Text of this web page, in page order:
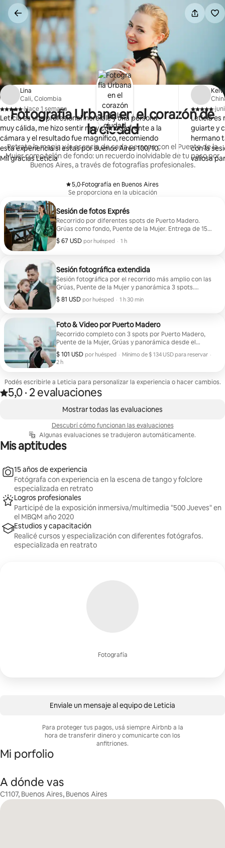
contenido
Fotografía Urbana en el corazón de
la ciudad
Retrato la magia y la esencia de cada persona con el Puente de la
Mujer como telón de fondo: un recuerdo inolvidable de tu paso por
Buenos Aires, a través de fotografías profesionales.
5,0
, ·Fotografía en Buenos Aires
Se proporciona en la ubicación
Sesión de fotos Exprés
Recorrido por diferentes spots de Puerto Madero.
Grúas como fondo, Puente de la Mujer. Entrega de 15
fotos profesionales editadas en HD
$ 67 USD por huésped
$ 67 USD por huésped
, · 1 h
Sesión fotográfica extendida
Sesión fotográfica por el recorrido más amplio con las
Grúas, Puente de la Mujer y panorámica 3 spots.
Entregas 30 fotografías profesionales en HD
$ 81 USD por huésped
$ 81 USD por huésped
, · 1 h 30 min
Foto & Video por Puerto Madero
Recorrido completo con 3 spots por Puerto Madero,
Puente de la Mujer, Grúas y panorámica desde el
Puente Azucena Villaflor. 30 Fotografías editadas en
HD y Video profesional ideal para redes.
$ 101 USD por huésped
$ 101 USD por huésped · Mínimo de $ 134 USD para reservar
,
·
2 h
Podés escribirle a Leticia para personalizar la experiencia o hacer cambios.
5,0 de 5 estrellas, según 2 evaluaciones
5,0
, · 2 evaluaciones
Se muestran 0 de 0 elementos
Lina
Cali, Colombia
,
·Hace 1 semana
Leticia es una profesional increíble y una persona
muy cálida, me hizo sentir muy cómoda frente a la
cámara y el resultado fue magnífico, recomiendo
esta experiencia si estas por Buenos Aires 100/10.
Mil gracias Leticia
,
·
Leticia es
guiarte y
hermano
con la
valiosa
de las
Mostrar todas las evaluaciones
Descubrí cómo funcionan las evaluaciones
Algunas evaluaciones se tradujeron automáticamente.
Mis aptitudes
Fotografía
15 años de experiencia
Fotógrafa con experiencia en la escena de tango y folclore
especializada en retrato
Logros profesionales
Participé de la exposición inmersiva/multimedia "500 Jueves" en
el MBQM año 2020
Estudios y capacitación
Realicé cursos y especialización con diferentes fotógrafos.
especializada en reatrato
Enviale un mensaje al equipo de Leticia
Para proteger tus pagos, usá siempre Airbnb a la
hora de transferir dinero y comunicarte con los
anfitriones.
Mi porfolio
A dónde vas
C1107, Buenos Aires, Buenos Aires